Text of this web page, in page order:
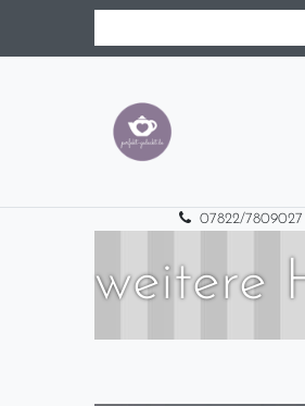
07822/7809027
weitere